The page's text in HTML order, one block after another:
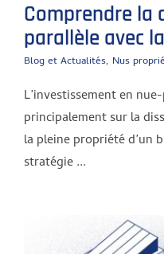
Comprendre la
parallèle avec
Blog et Actualités, Nus
L’investissement en
principalement sur la
la pleine propriété d’un
stratégie ...